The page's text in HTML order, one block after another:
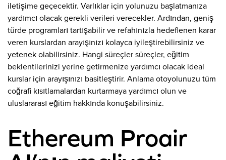
iletişime geçecektir. Varlıklar için yolunuzu başlatmanıza
yardımcı olacak gerekli verileri verecekler. Ardından, geniş
türde programları tartışabilir ve refahınızla hedeflenen karar
veren kurslardan arayışınızı kolayca iyileştirebilirsiniz ve
yetenek olabilirsiniz. Hangi süreçler süreçler, eğitim
beklentilerinizi yerine getirmenize yardımcı olacak ideal
kurslar için arayışınızı basitleştirir. Anlama otoyolunuzu tüm
coğrafi kısıtlamalardan kurtarmaya yardımcı olun ve
uluslararası eğitim hakkında konuşabilirsiniz.
Ethereum Proair